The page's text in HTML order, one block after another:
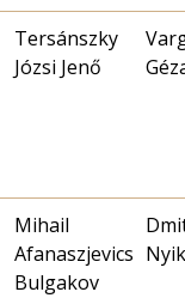
Tersánszky
Józsi Jenő
Mihail
Afanaszjevics
Bulgakov